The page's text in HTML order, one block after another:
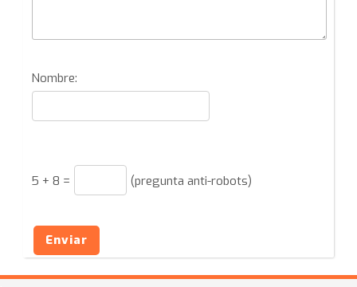
Nombre:
5 + 8 = (pregunta anti-robots)
Enviar